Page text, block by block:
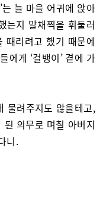
는 늘 마을 어귀에 앉아
는지 말채찍을 휘둘러
때리려고 했기 때문에
에게 ‘걸뱅이’ 곁에 가
물려주지도 않을테고,
된 의무로 며칠 아버지
니.